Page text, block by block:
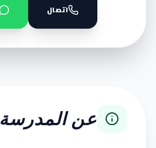
اتصال
عن المدرسة